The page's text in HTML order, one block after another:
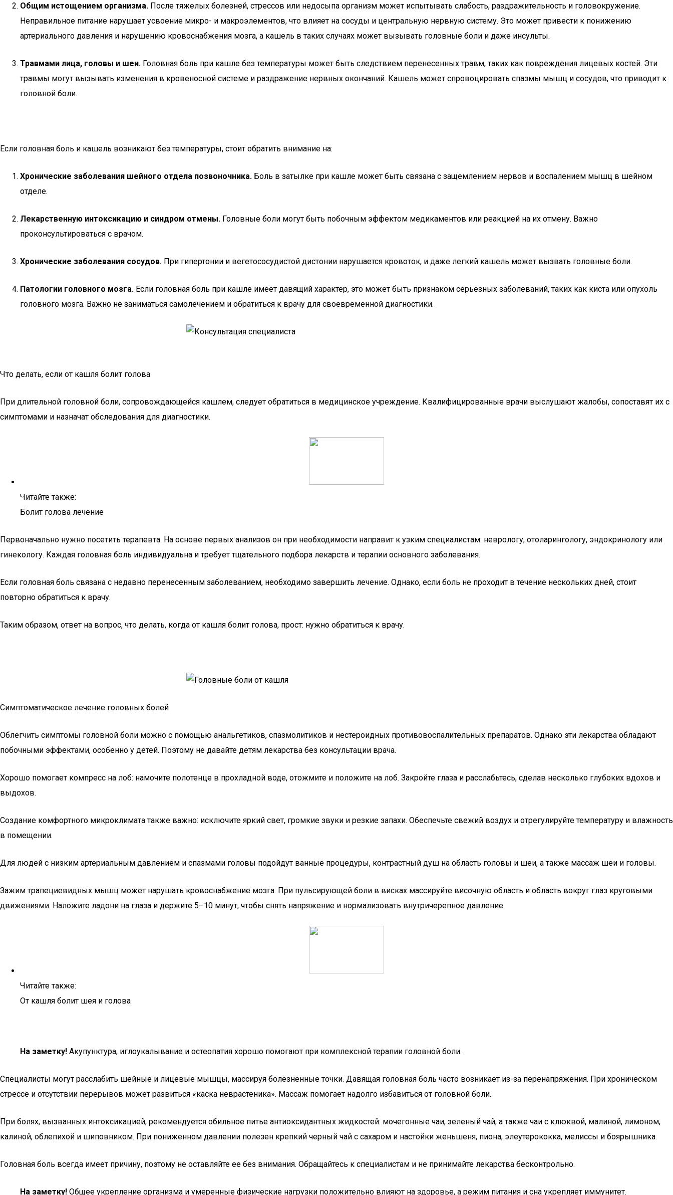
Общим истощением организма. После тяжелых болезней, стрессов или недосыпа организм может испытывать слабость, раздражительность и головокружение.
Неправильное питание нарушает усвоение микро- и макроэлементов, что влияет на сосуды и центральную нервную систему. Это может привести к понижению
артериального давления и нарушению кровоснабжения мозга, а кашель в таких случаях может вызывать головные боли и даже инсульты.
Травмами лица, головы и шеи. Головная боль при кашле без температуры может быть следствием перенесенных травм, таких как повреждения лицевых костей. Эти
травмы могут вызывать изменения в кровеносной системе и раздражение нервных окончаний. Кашель может спровоцировать спазмы мышц и сосудов, что приводит к
головной боли.
Если головная боль и кашель возникают без температуры, стоит обратить внимание на:
Хронические заболевания шейного отдела позвоночника. Боль в затылке при кашле может быть связана с защемлением нервов и воспалением мышц в шейном
отделе.
Лекарственную интоксикацию и синдром отмены. Головные боли могут быть побочным эффектом медикаментов или реакцией на их отмену. Важно
проконсультироваться с врачом.
Хронические заболевания сосудов. При гипертонии и вегетососудистой дистонии нарушается кровоток, и даже легкий кашель может вызвать головные боли.
Патологии головного мозга. Если головная боль при кашле имеет давящий характер, это может быть признаком серьезных заболеваний, таких как киста или опухоль
головного мозга. Важно не заниматься самолечением и обратиться к врачу для своевременной диагностики.
Что делать, если от кашля болит голова
При длительной головной боли, сопровождающейся кашлем, следует обратиться в медицинское учреждение. Квалифицированные врачи выслушают жалобы, сопоставят их с
симптомами и назначат обследования для диагностики.
Читайте также:
Болит голова лечение
Первоначально нужно посетить терапевта. На основе первых анализов он при необходимости направит к узким специалистам: неврологу, отоларингологу, эндокринологу или
гинекологу. Каждая головная боль индивидуальна и требует тщательного подбора лекарств и терапии основного заболевания.
Если головная боль связана с недавно перенесенным заболеванием, необходимо завершить лечение. Однако, если боль не проходит в течение нескольких дней, стоит
повторно обратиться к врачу.
Таким образом, ответ на вопрос, что делать, когда от кашля болит голова, прост: нужно обратиться к врачу.
Симптоматическое лечение головных болей
Облегчить симптомы головной боли можно с помощью анальгетиков, спазмолитиков и нестероидных противовоспалительных препаратов. Однако эти лекарства обладают
побочными эффектами, особенно у детей. Поэтому не давайте детям лекарства без консультации врача.
Хорошо помогает компресс на лоб: намочите полотенце в прохладной воде, отожмите и положите на лоб. Закройте глаза и расслабьтесь, сделав несколько глубоких вдохов и
выдохов.
Создание комфортного микроклимата также важно: исключите яркий свет, громкие звуки и резкие запахи. Обеспечьте свежий воздух и отрегулируйте температуру и влажность
в помещении.
Для людей с низким артериальным давлением и спазмами головы подойдут ванные процедуры, контрастный душ на область головы и шеи, а также массаж шеи и головы.
Зажим трапециевидных мышц может нарушать кровоснабжение мозга. При пульсирующей боли в висках массируйте височную область и область вокруг глаз круговыми
движениями. Наложите ладони на глаза и держите 5–10 минут, чтобы снять напряжение и нормализовать внутричерепное давление.
Читайте также:
От кашля болит шея и голова
На заметку! Акупунктура, иглоукалывание и остеопатия хорошо помогают при комплексной терапии головной боли.
Специалисты могут расслабить шейные и лицевые мышцы, массируя болезненные точки. Давящая головная боль часто возникает из-за перенапряжения. При хроническом
стрессе и отсутствии перерывов может развиться «каска неврастеника». Массаж помогает надолго избавиться от головной боли.
При болях, вызванных интоксикацией, рекомендуется обильное питье антиоксидантных жидкостей: мочегонные чаи, зеленый чай, а также чаи с клюквой, малиной, лимоном,
калиной, облепихой и шиповником. При пониженном давлении полезен крепкий черный чай с сахаром и настойки женьшеня, пиона, элеутерококка, мелиссы и боярышника.
Головная боль всегда имеет причину, поэтому не оставляйте ее без внимания. Обращайтесь к специалистам и не принимайте лекарства бесконтрольно.
На заметку! Общее укрепление организма и умеренные физические нагрузки положительно влияют на здоровье, а режим питания и сна укрепляет иммунитет.